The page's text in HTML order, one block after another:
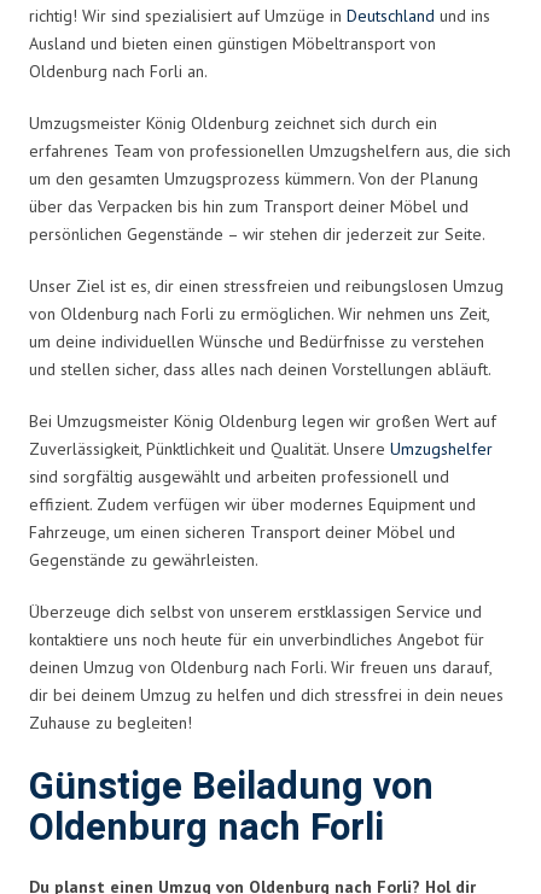
richtig! Wir sind spezialisiert auf Umzüge in Deutschland und ins
Ausland und bieten einen günstigen Möbeltransport von
Oldenburg nach Forli an.
Umzugsmeister König Oldenburg zeichnet sich durch ein
erfahrenes Team von professionellen Umzugshelfern aus, die sich
um den gesamten Umzugsprozess kümmern. Von der Planung
über das Verpacken bis hin zum Transport deiner Möbel und
persönlichen Gegenstände – wir stehen dir jederzeit zur Seite.
Unser Ziel ist es, dir einen stressfreien und reibungslosen Umzug
von Oldenburg nach Forli zu ermöglichen. Wir nehmen uns Zeit,
um deine individuellen Wünsche und Bedürfnisse zu verstehen
und stellen sicher, dass alles nach deinen Vorstellungen abläuft.
Bei Umzugsmeister König Oldenburg legen wir großen Wert auf
Zuverlässigkeit, Pünktlichkeit und Qualität. Unsere Umzugshelfer
sind sorgfältig ausgewählt und arbeiten professionell und
effizient. Zudem verfügen wir über modernes Equipment und
Fahrzeuge, um einen sicheren Transport deiner Möbel und
Gegenstände zu gewährleisten.
Überzeuge dich selbst von unserem erstklassigen Service und
kontaktiere uns noch heute für ein unverbindliches Angebot für
deinen Umzug von Oldenburg nach Forli. Wir freuen uns darauf,
dir bei deinem Umzug zu helfen und dich stressfrei in dein neues
Zuhause zu begleiten!
Günstige Beiladung von
Oldenburg nach Forli
Du planst einen Umzug von Oldenburg nach Forli? Hol dir